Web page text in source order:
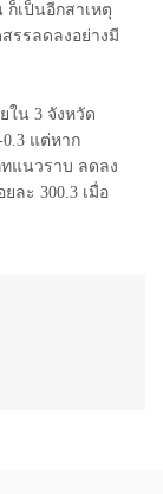
เป็นอีกสาเหตุ
รรลดลงอย่างมี
ใน 3 จังหวัด
แต่หาก
แนวราบ ลดลง
ละ 300.3 เมื่อ